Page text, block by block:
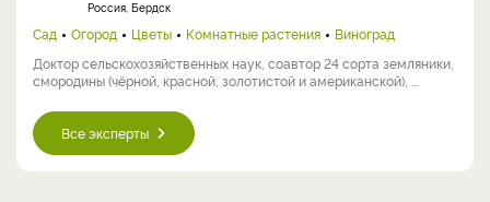
Россия, Бердск
Сад Огород Цветы Комнатные растения
Виноград
Доктор сельскохозяйственных наук, соавтор 24 сорта земляники,
смородины (чёрной, красной, золотистой и американской), ...
Все эксперты